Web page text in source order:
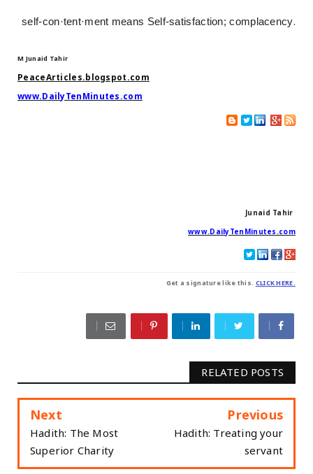
self-con·tent·ment means Self-satisfaction; complacency.
M Junaid Tahir
PeaceArticles.blogspot.com
www.DailyTenMinutes.com
Junaid Tahir
www.DailyTenMinutes.com
Get a signature like this.CLICK HERE.
RELATED POSTS
Previous
Hadith: Treating your
servant
Next
Hadith: The Most
Superior Charity